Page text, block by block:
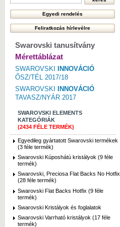
Swarovski tanusítvány
Mérettáblázat
SWAROVSKI
INNOVÁCIÓ
ŐSZ/TÉL 2017/18
SWAROVSKI
INNOVÁCIÓ
TAVASZ/NYÁR 2017
SWAROVSKI ELEMENTS
KATEGÓRIÁK
(2434 FÉLE TERMÉK)
Egyedileg gyártatott Swarovski termékek
(3 féle termék)
Swarovski Kúposhátú kristályok (9 féle
termék)
Swarovski, Preciosa Flat Backs No Hotfix
(28 féle termék)
Swarovski Flat Backs Hotfix (9 féle
termék)
Swarovski Kristályok és foglalatok
Swarovski Varrható kristályok (17 féle
termék)